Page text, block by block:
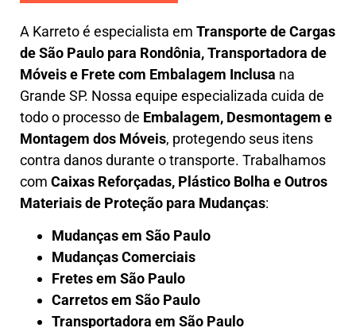
A Karretoé especialista em Transporte de Cargas
de São Paulo para Rondônia,Transportadora de
Móveis e Frete com Embalagem Inclusa na
Grande SP. Nossa equipe especializada cuida de
todo o processo de Embalagem, Desmontagem e
Montagem dos Móveis, protegendo seus itens
contra danos durante o transporte. Trabalhamos
com Caixas Reforçadas, Plástico Bolha e Outros
Materiais de Proteção para Mudanças:
Mudanças em São Paulo
Mudanças Comerciais
Fretes em São Paulo
Carretos em São Paulo
Transportadora em São Paulo